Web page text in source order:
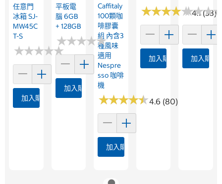
任意門
冰箱 SJ-
MW45C
T-S
★★★★★
★★★★★
加入購物車
平板電
腦 6GB
+ 128GB
★★★★★
★★★★★
加入購物車
Caffitaly
100顆咖
啡膠囊
組 內含3
種風味
適用
Nespre
Sso 咖啡
機
★★★★★
★★★★★4.6 (80)
加入購物車
★★★★★
★★★★★4.1 (33)
加入購物車
★★★
★★★
加入購物